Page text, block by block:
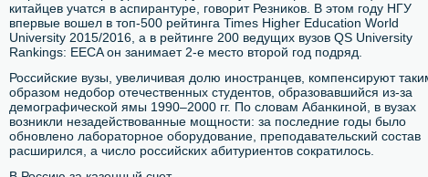
китайцев учатся в аспирантуре, говорит Резников. В этом году НГУ
впервые вошел в топ-500 рейтинга Times Higher Education World
University 2015/2016, а в рейтинге 200 ведущих вузов QS University
Rankings: EECA он занимает 2-е место второй год подряд.
Российские вузы, увеличивая долю иностранцев, компенсируют
образом недобор отечественных студентов, образовавшийся из-за
демографической ямы 1990–2000 гг. По словам Абанкиной, в вузах
возникли незадействованные мощности: за последние годы было
обновлено лабораторное оборудование, преподавательский состав
расширился, а число российских абитуриентов сократилось.